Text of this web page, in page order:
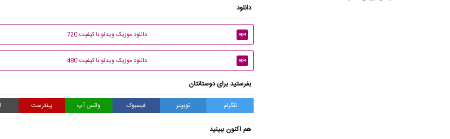
دانلود
mp4 دانلود موزیک ویدئو با کیفیت 720
mp4 دانلود موزیک ویدئو با کیفیت 480
بفرستید برای دوستانتان
تلگرام توییتر فیسبوک واتس آپ پینترست
هم اکنون ببینید